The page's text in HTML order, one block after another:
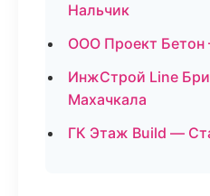
Нальчик
ООО Проект Бетон
ИнжСтрой Line
Махачкала
ГК Этаж Build —